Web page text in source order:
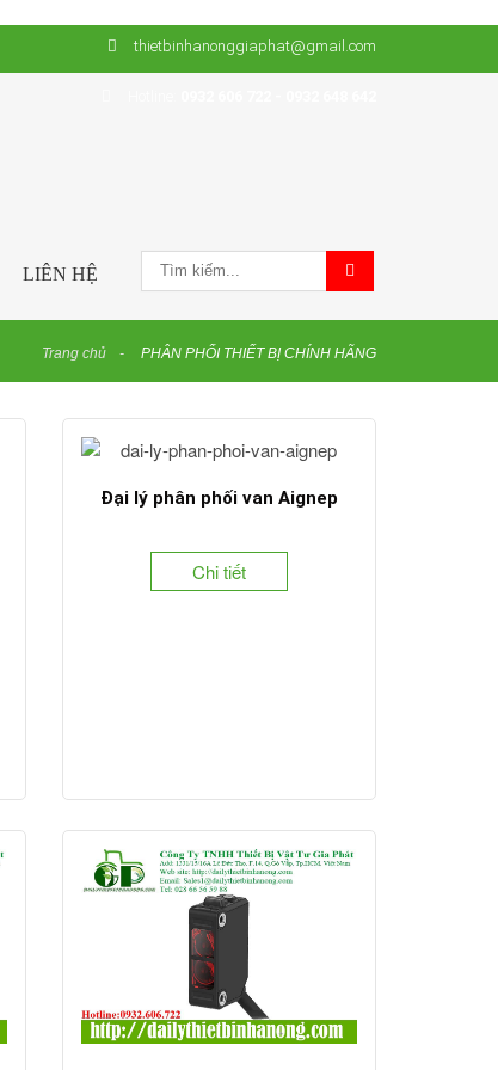
thietbinhanonggiaphat@gmail.com
LIÊN HỆ
Trang chủ PHÂN PHỐI THIẾT BỊ CHÍNH HÃNG
Đại lý phân phối van Aignep
Chi tiết